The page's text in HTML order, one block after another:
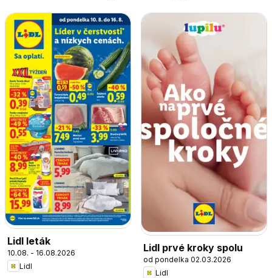
Lidl leták
10.08. - 16.08.2026
Lidl
Lidl prvé kroky spolu
od pondelka 02.03.2026
Lidl